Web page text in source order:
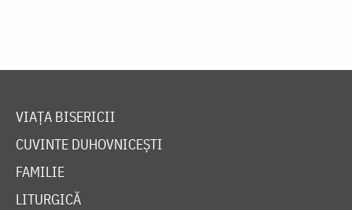
VIAȚA BISERICII
CUVINTE DUHOVNICEȘTI
FAMILIE
LITURGICĂ